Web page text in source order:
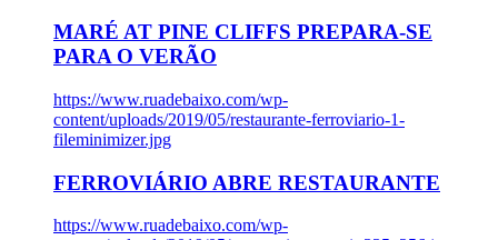
MARÉ AT PINE CLIFFS PREPARA-SE
PARA O VERÃO
https://www.ruadebaixo.com/wp-
content/uploads/2019/05/restaurante-ferroviario-1-
fileminimizer.jpg
FERROVIÁRIO ABRE RESTAURANTE
https://www.ruadebaixo.com/wp-